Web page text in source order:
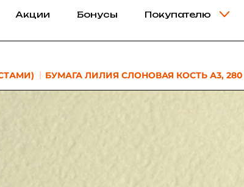
Акции Бонусы Покупателю
БУМАГА ЛИЛИЯ СЛОНОВАЯ КОСТЬ А3,